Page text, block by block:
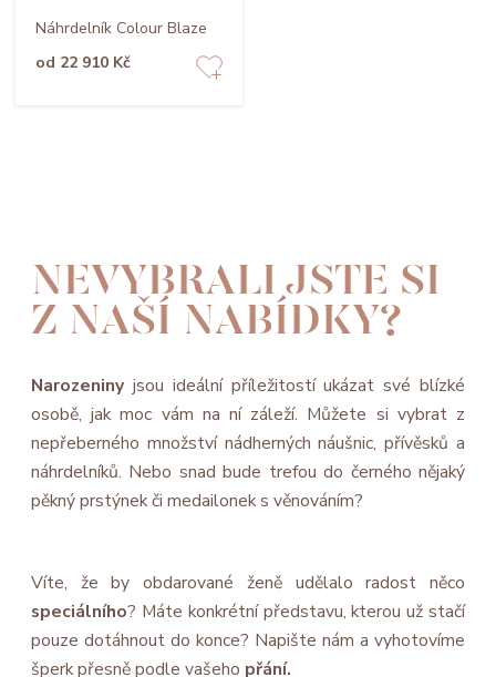
Náhrdelník Colour Blaze
od 22 910 Kč
NEVYBRALI JSTE SI
Z NAŠÍ NABÍDKY?
Narozeninyjsou ideální příležitostí ukázat své blízké
osobě, jak moc vám na ní záleží. Můžete si vybrat z
nepřeberného množství nádherných náušnic, přívěsků a
náhrdelníků. Nebo snad bude trefou do černého nějaký
pěkný prstýnek či medailonek s věnováním?
Víte, že by obdarované ženě udělalo radost něco
speciálního? Máte konkrétní představu, kterou už stačí
pouze dotáhnout do konce? Napište nám a vyhotovíme
šperk přesně podle vašeho přání.